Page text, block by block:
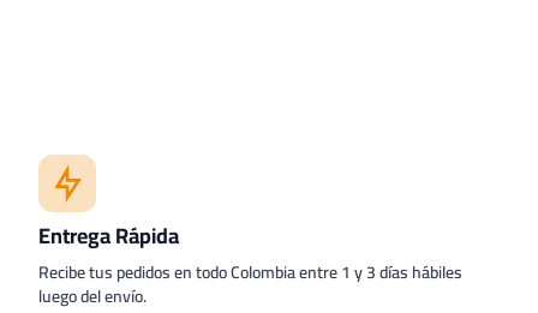
Entrega Rápida
Recibe tus pedidos en todo Colombia entre 1 y 3 días hábiles
luego del envío.